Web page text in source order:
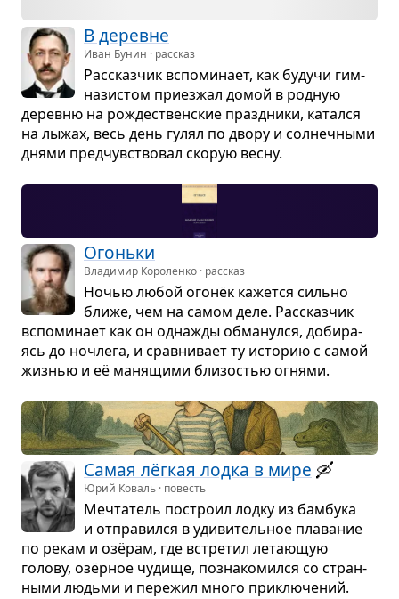
В деревне
Иван Бунин · рассказ
Рас­сказ­чик вспо­ми­нает, как будучи гим­
на­зи­стом при­ез­жал домой в род­ную
деревню на рожде­ствен­ские празд­ники, катался
на лыжах, весь день гулял по двору и сол­неч­ными
днями пред­чув­ство­вал ско­рую весну.
Огоньки
Владимир Короленко · рассказ
Ночью любой огонёк кажется сильно
ближе, чем на самом деле. Рас­сказ­чик
вспо­ми­нает как он одна­жды обма­нулся, доби­ра­
ясь до ноч­лега, и срав­ни­вает ту исто­рию с самой
жиз­нью и её маня­щими бли­зо­стью огнями.
Самая лёг­кая лодка в мире 🛶
Юрий Коваль · повесть
Меч­та­тель построил лодку из бам­бука
и отпра­вился в уди­ви­тель­ное пла­ва­ние
по рекам и озёрам, где встре­тил лета­ю­щую
голову, озёр­ное чудище, позна­ко­мился со стран­
ными людьми и пере­жил много при­клю­че­ний.